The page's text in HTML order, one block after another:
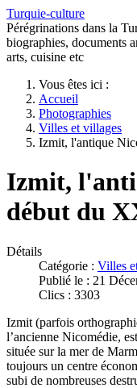
Turquie-culture
Pérégrinations dans la
biographies, documents
arts, cuisine etc
Vous êtes ici :
Accueil
Photographies
Villes et villages
Izmit, l'antique
Izmit,
début du
Détails
Catégorie : Villes
Publié le : 21
Clics : 3303
Izmit (parfois
l’ancienne Nicomédie,
située sur la mer de
toujours un centre
subi de nombreuses